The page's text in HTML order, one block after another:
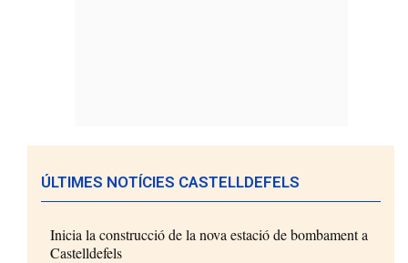
ÚLTIMES NOTÍCIES CASTELLDEFELS
Inicia la construcció de la nova estació de bombament a
Castelldefels